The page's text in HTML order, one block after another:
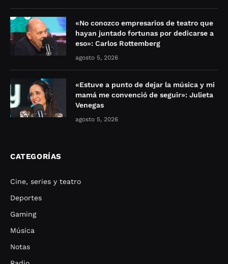
«No conozco empresarios de teatro que
hayan juntado fortunas por dedicarse a
eso»: Carlos Rottemberg
agosto 5, 2026
«Estuve a punto de dejar la música y mi
mamá me convenció de seguir»: Julieta
Venegas
agosto 5, 2026
CATEGORÍAS
Cine, series y teatro
Deportes
Gaming
Música
Notas